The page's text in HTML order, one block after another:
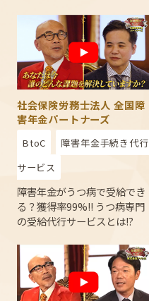
社会保険労務士法人 全国障
害年金パートナーズ
BtoC
障害年金手続き代行
サービス
障害年金がうつ病で受給でき
る？獲得率99%!! うつ病専門
の受給代行サービスとは!?